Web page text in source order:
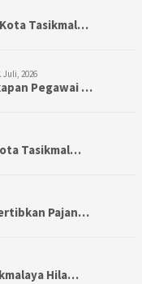
Kota Tasikmal…
Juli, 2026
Pegawai …
Tasikmal…
Pajan…
Hila…